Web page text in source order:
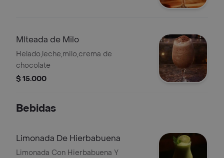
Mlteada de Milo
Helado,leche,milo,crema de
chocolate
$ 15.000
Bebidas
Limonada De Hierbabuena
Limonada Con Hierbabuena Y